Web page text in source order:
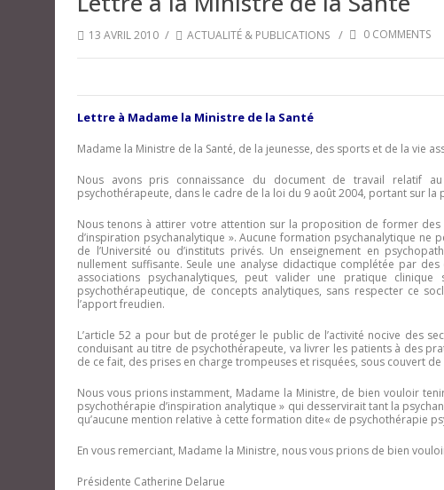
13 AVRIL 2010 / ACTUALITÉ & PUBLICATIONS / 0 COMMENTS
Lettre à Madame la Ministre de la Santé
Madame la Ministre de la Santé, de la jeunesse, des sports et de la vie
Nous avons pris connaissance du document de travail relatif
psychothérapeute, dans le cadre de la loi du 9 août 2004, portant sur
Nous tenons à attirer votre attention sur la proposition de former
d’inspiration psychanalytique ». Aucune formation psychanalytique ne
de l’Université ou d’instituts privés. Un enseignement en
nullement suffisante. Seule une analyse didactique complétée par
associations psychanalytiques, peut valider une pratique
psychothérapeutique, de concepts analytiques, sans respecter ce
l’apport freudien.
L’article 52 a pour but de protéger le public de l’activité nocive des
conduisant au titre de psychothérapeute, va livrer les patients à des
de ce fait, des prises en charge trompeuses et risquées, sous couvert de
Nous vous prions instamment, Madame la Ministre, de bien vouloir
psychothérapie d’inspiration analytique » qui desservirait tant la
qu’aucune mention relative à cette formation dite« de psychothérapie
En vous remerciant, Madame la Ministre, nous vous prions de bien
Présidente Catherine Delarue